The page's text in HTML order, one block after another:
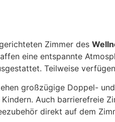
Zimmer des
eine entspannte
Teilweise
großzügige Doppel-
Auch barrierefreie
direkt auf dem